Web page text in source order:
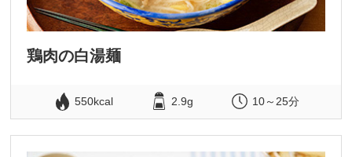
鶏肉の白湯麺
550kcal 2.9g 10～25分